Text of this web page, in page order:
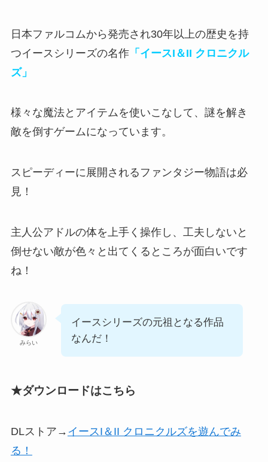
日本ファルコムから発売され30年以上の歴史を持
つイースシリーズの名作「イースI＆II クロニクル
ズ」
様々な魔法とアイテムを使いこなして、謎を解き
敵を倒すゲームになっています。
スピーディーに展開されるファンタジー物語は必
見！
主人公アドルの体を上手く操作し、 工夫しないと
倒せない敵が色々と出てくるところが面白いです
ね！
みらい
イースシリーズの元祖となる作品
なんだ！
★ダウンロードはこちら
DLストア→ イースI＆II クロニクルズを遊んでみ
る！